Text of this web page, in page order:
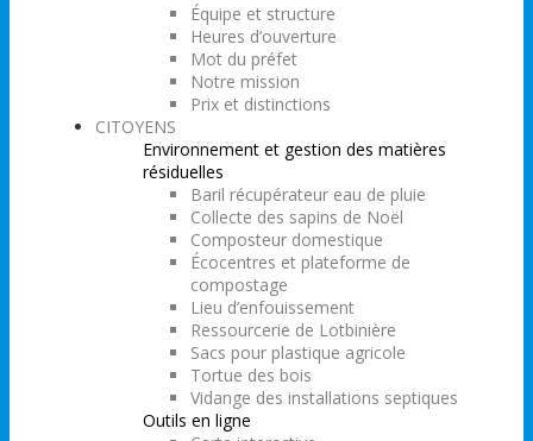
Équipe et structure
Heures d’ouverture
Mot du préfet
Notre mission
Prix et distinctions
CITOYENS
Environnement et gestion des matières
résiduelles
Baril récupérateur eau de pluie
Collecte des sapins de Noël
Composteur domestique
Écocentres et plateforme de
compostage
Lieu d’enfouissement
Ressourcerie de Lotbinière
Sacs pour plastique agricole
Tortue des bois
Vidange des installations septiques
Outils en ligne